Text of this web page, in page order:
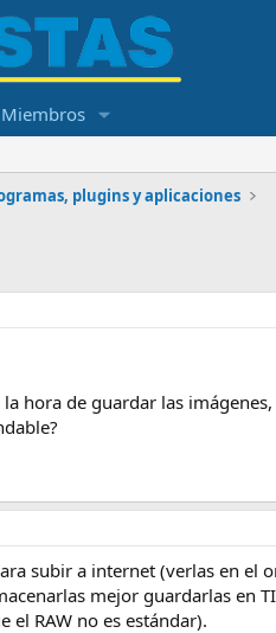
Miembros
plugins y aplicaciones
la hora de guardar las
subir a internet (verlas en
mejor guardarlas en
el RAW no es estándar).